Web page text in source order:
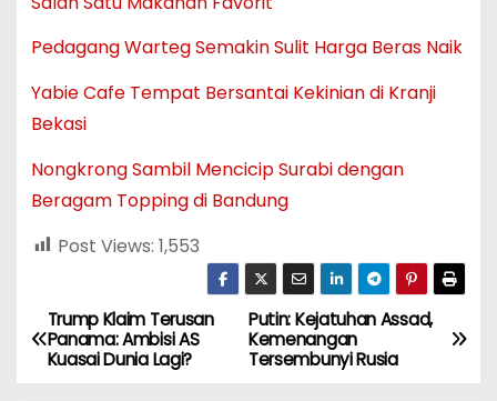
Pedagang Warteg Semakin Sulit Harga Beras Naik
Yabie Cafe Tempat Bersantai Kekinian di Kranji
Bekasi
Nongkrong Sambil Mencicip Surabi dengan
Beragam Topping di Bandung
Post Views: 1,553
N
a
Putin: Kejatuhan Assad,
Kemenangan
Tersembunyi Rusia
Trump Klaim Terusan
Panama: Ambisi AS
Kuasai Dunia Lagi?